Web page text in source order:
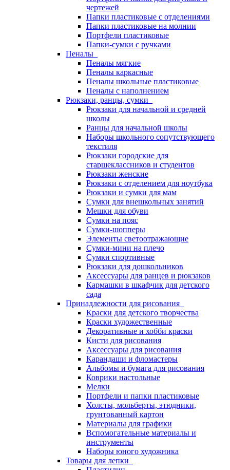
чертежей
Папки пластиковые с отделениями
Папки пластиковые на молнии
Портфели пластиковые
Папки-сумки с ручками
Пеналы
Пеналы мягкие
Пеналы каркасные
Пеналы школьные пластиковые
Пеналы с наполнением
Рюкзаки, ранцы, сумки
Рюкзаки для начальной и средней
школы
Ранцы для начальной школы
Наборы школьного сопутствующего
текстиля
Рюкзаки городские для
старшеклассников и студентов
Рюкзаки женские
Рюкзаки с отделением для ноутбука
Рюкзаки и сумки для мам
Сумки для внешкольных занятий
Мешки для обуви
Сумки на пояс
Сумки-шопперы
Элементы светоотражающие
Сумки-мини на плечо
Сумки спортивные
Рюкзаки для дошкольников
Аксессуары для ранцев и рюкзаков
Кармашки в шкафчик для детского
сада
Принадлежности для рисования
Краски для детского творчества
Краски художественные
Декоративные и хобби краски
Кисти для рисования
Аксессуары для рисования
Карандаши и фломастеры
Альбомы и бумага для рисования
Коврики настольные
Мелки
Портфели и папки пластиковые
Холсты, мольберты, этюдники,
грунтованный картон
Материалы для графики
Вспомогательные материалы и
инструменты
Наборы юного художника
Товары для лепки